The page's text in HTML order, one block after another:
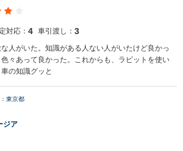
対応： 4 車引渡し： 3
人がいた。知識がある人ない人がいたけど良かっ
々あって良かった。これからも、ラビットを使い
の知識グッと
東京都
ジア